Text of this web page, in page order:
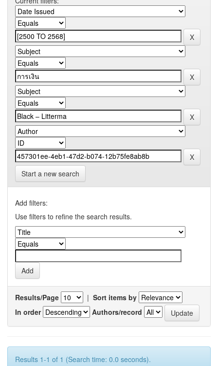
Start a new search
Add filters:
Use filters to refine the search results.
Results/Page | Sort items by
In order
Authors/record
Results 1-1 of 1 (Search time: 0.0 seconds).